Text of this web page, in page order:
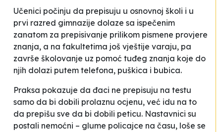
Učenici počinju da prepisuju u osnovnoj školi i u
prvi razred gimnazije dolaze sa ispečenim
zanatom za prepisivanje prilikom pismene provjere
znanja, a na fakultetima još vještije varaju, pa
završe školovanje uz pomoć tuđeg znanja koje do
njih dolazi putem telefona, puškica i bubica.
Praksa pokazuje da đaci ne prepisuju na testu
samo da bi dobili prolaznu ocjenu, već idu na to
da prepišu sve da bi dobili peticu. Nastavnici su
postali nemoćni – glume policajce na času, loše se